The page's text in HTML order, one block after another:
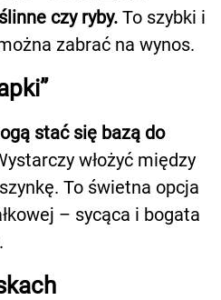
czy ryby. To szybki i
zabrać na wynos.
stać się bazą do
włożyć między
To świetna opcja
– sycąca i bogata